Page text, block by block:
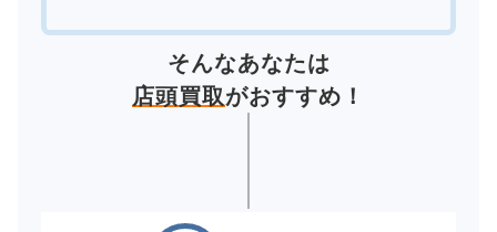
そんなあなたは
店頭買取がおすすめ！